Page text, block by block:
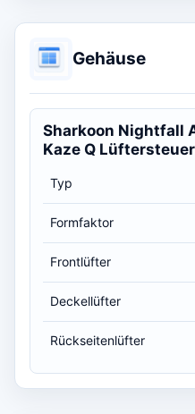
Gehäuse
Sharkoon Nightfall
Kaze Q
Typ
Formfaktor
Frontlüfter
Deckellüfter
Rückseitenlüfter